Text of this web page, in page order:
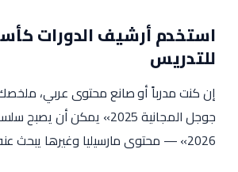
استخدم أرشيف الدورات
للتدريس
إن كنت مدرباً أو صانع محتوى عربي،
جوجل المجانية 2025» يمكن أن
2026» — محتوى مارسيليا وغيرها يبحث عنه الجمهور.